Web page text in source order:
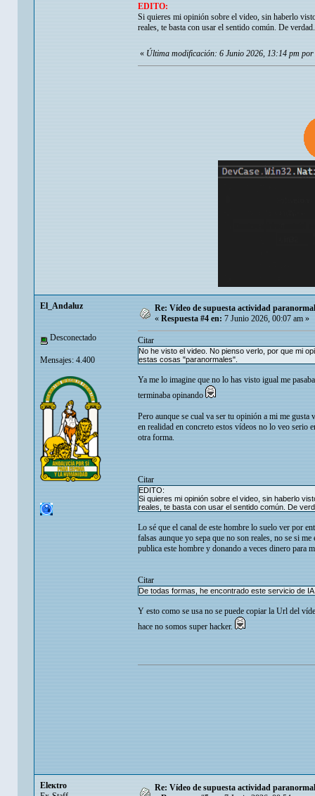
EDITO:
Si quieres mi opinión sobre el video, sin haberlo
reales, te basta con usar el sentido común. De verdad.
« Última modificación: 6 Junio 2026, 13:14 pm
El_Andaluz
Desconectado
Mensajes: 4.400
Re: Vídeo de supuesta actividad
«Respuesta #4 en:7 Junio 2026, 00:07 am »
Citar
No he visto el video. No pienso verlo, por que mi
estas cosas "paranormales".
Ya me lo imagine que no lo has visto igual me
terminaba opinando
Pero aunque se cual va ser tu opinión a mi me
en realidad en concreto estos vídeos no lo veo serio
otra forma.
Citar
EDITO:
Si quieres mi opinión sobre el video, sin haberlo
reales, te basta con usar el sentido común. De
Lo sé que el canal de este hombre lo suelo ver por
falsas aunque yo sepa que no son reales, no se si
publica este hombre y donando a veces dinero para
Citar
De todas formas, he encontrado este servicio de
Y esto como se usa no se puede copiar la Url del
hace no somos super hacker.
Eleкtro
Re: Vídeo de supuesta actividad